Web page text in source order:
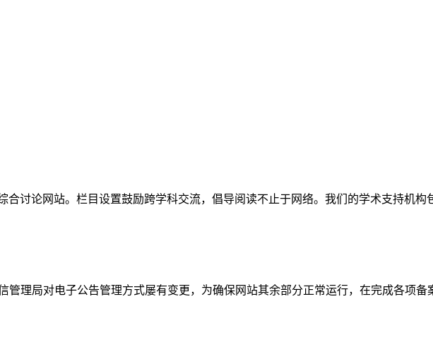
合讨论网站。栏目设置鼓励跨学科交流，倡导阅读不止于网络。我们的学术支持机构
管理局对电子公告管理方式屡有变更，为确保网站其余部分正常运行，在完成各项